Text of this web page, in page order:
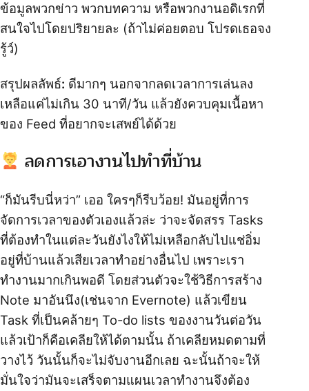
ข้อมูลพวกข่าว พวกบทความ หรือพวกงานอดิเรกที่
สนใจไปโดยปริยายละ (ถ้าไม่ค่อยตอบ โปรดเธอจง
รู้ว์)
สรุปผลลัพธ์: ดีมากๆ นอกจากลดเวลาการเล่นลง
เหลือแค่ไม่เกิน 30 นาที/วัน แล้วยังควบคุมเนื้อหา
ของ Feed ที่อยากจะเสพย์ได้ด้วย
‍ลดการเอางานไปทำที่บ้าน
“ก็มันรีบนี่หว่า” เออ ใครๆก็รีบว้อย! มันอยู่ที่การ
จัดการเวลาของตัวเองแล้วล่ะ ว่าจะจัดสรร Tasks
ที่ต้องทำในแต่ละวันยังไงให้ไม่เหลือกลับไปแช่อิ่ม
อยู่ที่บ้านแล้วเสียเวลาทำอย่างอื่นไป เพราะเรา
ทำงานมากเกินพอดี โดยส่วนตัวจะใช้วิธีการสร้าง
Note มาอันนึง(เช่นจาก Evernote) แล้วเขียน
Task ที่เป็นคล้ายๆ To-do lists ของงานวันต่อวัน
แล้วเป้าก็คือเคลียให้ได้ตามนั้น ถ้าเคลียหมดตามที่
วางไว้ วันนั้นก็จะไม่จับงานอีกเลย ฉะนั้นถ้าจะให้
มั่นใจว่ามันจะเสร็จตามแผนเวลาทำงานจึงต้อง